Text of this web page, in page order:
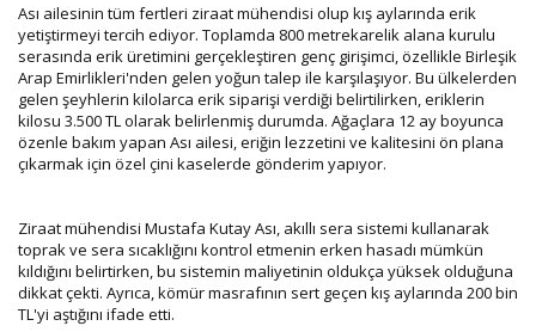
Ası ailesinin tüm fertleri ziraat mühendisi olup kış aylarında erik
yetiştirmeyi tercih ediyor. Toplamda 800 metrekarelik alana kurulu
serasında erik üretimini gerçekleştiren genç girişimci, özellikle Birleşik
Arap Emirlikleri'nden gelen yoğun talep ile karşılaşıyor. Bu ülkelerden
gelen şeyhlerin kilolarca erik siparişi verdiği belirtilirken, eriklerin
kilosu 3.500 TL olarak belirlenmiş durumda. Ağaçlara 12 ay boyunca
özenle bakım yapan Ası ailesi, eriğin lezzetini ve kalitesini ön plana
çıkarmak için özel çini kaselerde gönderim yapıyor.
Ziraat mühendisi Mustafa Kutay Ası, akıllı sera sistemi kullanarak
toprak ve sera sıcaklığını kontrol etmenin erken hasadı mümkün
kıldığını belirtirken, bu sistemin maliyetinin oldukça yüksek olduğuna
dikkat çekti. Ayrıca, kömür masrafının sert geçen kış aylarında 200 bin
TL'yi aştığını ifade etti.